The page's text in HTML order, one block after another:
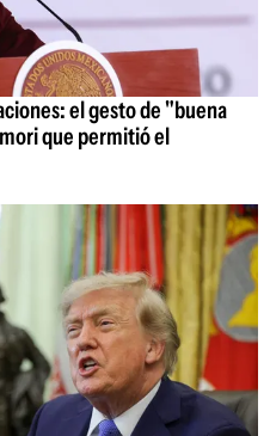
el gesto de "buena
que permitió el